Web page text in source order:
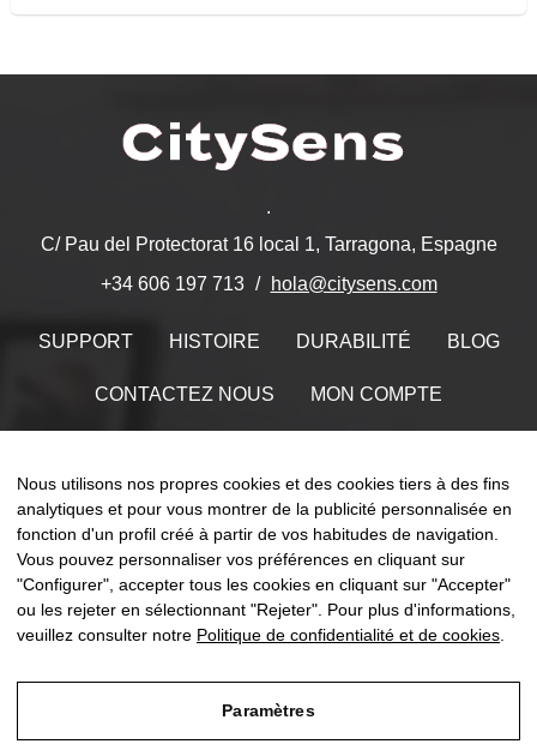
.
C/ Pau del Protectorat 16 local 1, Tarragona, Espagne
+34 606 197 713
hola@citysens.com
SUPPORT HISTOIRE DURABILITÉ BLOG
CONTACTEZ NOUS MON COMPTE
Toggle
☰
FR 0
Nous utilisons nos propres cookies et des cookies tiers à des fins
analytiques et pour vous montrer de la publicité personnalisée en
fonction d'un profil créé à partir de vos habitudes de navigation.
Vous pouvez personnaliser vos préférences en cliquant sur
"Configurer", accepter tous les cookies en cliquant sur "Accepter"
ou les rejeter en sélectionnant "Rejeter". Pour plus d'informations,
veuillez consulter notre Politique de confidentialité et de cookies
Paramètres